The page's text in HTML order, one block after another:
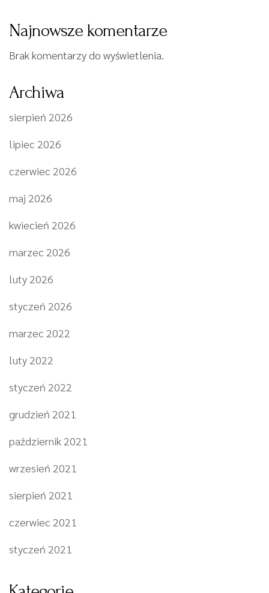
Najnowsze komentarze
Brak komentarzy do wyświetlenia.
Archiwa
sierpień 2026
lipiec 2026
czerwiec 2026
maj 2026
kwiecień 2026
marzec 2026
luty 2026
styczeń 2026
marzec 2022
luty 2022
styczeń 2022
grudzień 2021
październik 2021
wrzesień 2021
sierpień 2021
czerwiec 2021
styczeń 2021